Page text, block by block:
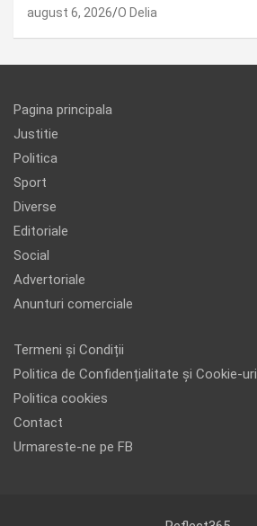
august 6, 2026 O Delia
Pagina principala
Justitie
Politica
Sport
Diverse
Editoriale
Social
Advertoriale
Anunturi comerciale
Termeni și Condiții
Politica de Confidențialitate și Cookie-uri
Politica cookies
Contact
Urmareste-ne pe FB